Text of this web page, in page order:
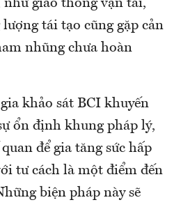
như giao thông vận tải,
tái tạo cũng gặp cản
nhũng chưa hoàn
khảo sát BCI khuyến
ổn định khung pháp lý,
để gia tăng sức hấp
tư cách là một điểm đến
biện pháp này sẽ